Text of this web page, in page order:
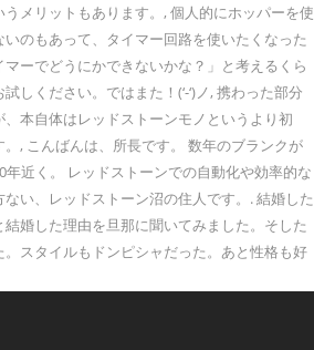
メリットもあります。, 個人的にホッパーを使
のもあって、タイマー回路を使いたくなった
ーでどうにかできないかな？」と考えるくら
しください。ではまた！(‘-‘)ノ, 携わった部分
本自体はレッドストーンモノというより初
, こんばんは、所長です。 数年のブランクが
近く。 レッドストーンでの自動化や効率的な
い、レッドストーン沼の住人です。. 結婚した
婚した理由を旦那に聞いてみました。そした
スタイルもドンピシャだった。あと性格も好